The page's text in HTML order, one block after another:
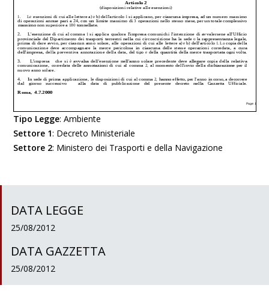
Tipo Legge:Ambiente
Settore 1: Decreto Ministeriale
Settore 2: Ministero dei Trasporti e della Navigazione
DATA LEGGE
25/08/2012
DATA GAZZETTA
25/08/2012